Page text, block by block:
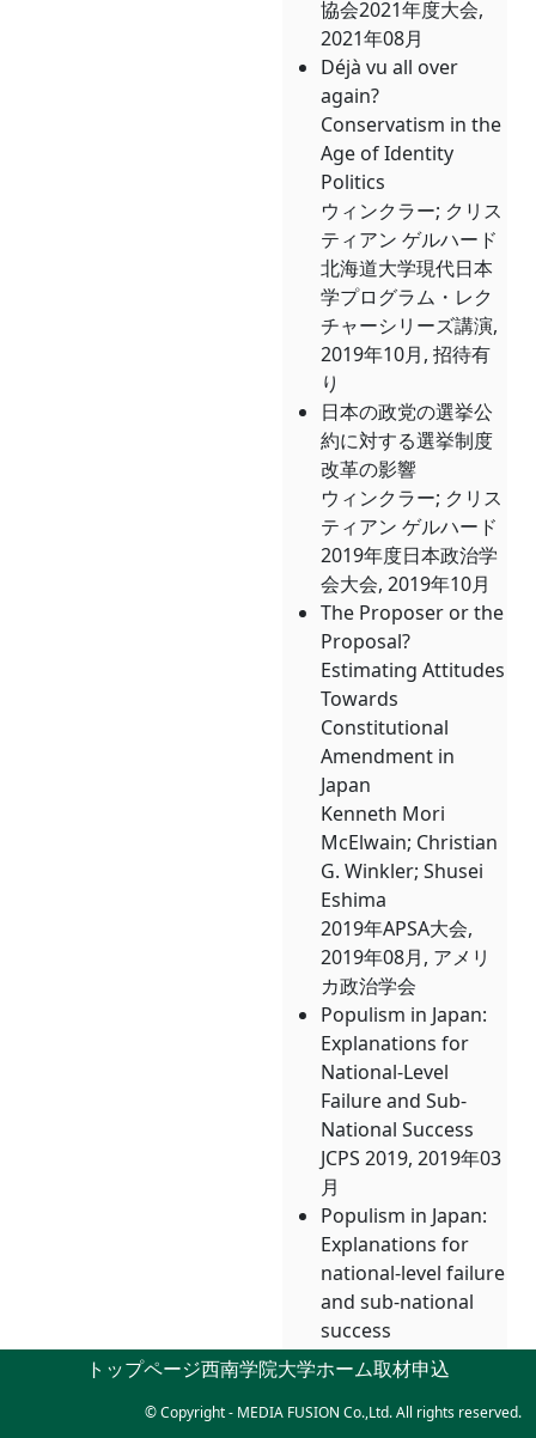
協会2021年度大会,
2021年08月
Déjà vu all over
again?
Conservatism in the
Age of Identity
Politics
ウィンクラー; クリス
ティアン ゲルハード
北海道大学現代日本
学プログラム・レク
チャーシリーズ講演,
2019年10月, 招待有
り
日本の政党の選挙公
約に対する選挙制度
改革の影響
ウィンクラー; クリス
ティアン ゲルハード
2019年度日本政治学
会大会, 2019年10月
The Proposer or the
Proposal?
Estimating Attitudes
Towards
Constitutional
Amendment in
Japan
Kenneth Mori
McElwain; Christian
G. Winkler; Shusei
Eshima
2019年APSA大会,
2019年08月, アメリ
カ政治学会
Populism in Japan:
Explanations for
National-Level
Failure and Sub-
National Success
JCPS 2019, 2019年03
月
Populism in Japan:
Explanations for
national-level failure
and sub-national
success
ウィンクラー; クリス
ティアン ゲルハード
JCPS 2019, 2019年03
トップページ西南学院大学ホーム取材申込
© Copyright - MEDIA FUSION Co.,Ltd. All rights reserved.